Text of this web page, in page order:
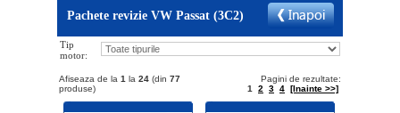
Pachete revizie VW Passat (3C2)
Tip
motor:
Afiseaza de la 1 la 24 (din 77
produse)
Pagini de rezultate:
1
2 3 4 [Inainte >>]